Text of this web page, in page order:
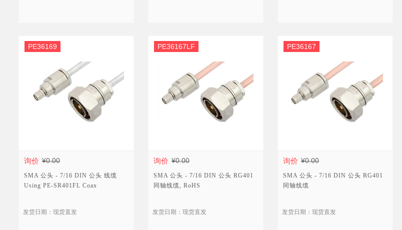
询价 ¥0.00
PE36169
SMA 公头 - 7/16 DIN 公头 线缆
Using PE-SR401FL Coax
发货日期：现货直发
询价 ¥0.00
PE36167LF
SMA 公头 - 7/16 DIN 公头 RG401
同轴线缆, RoHS
发货日期：现货直发
询价 ¥0.00
PE36167
SMA 公头 - 7/16 DIN 公头 RG401
同轴线缆
发货日期：现货直发